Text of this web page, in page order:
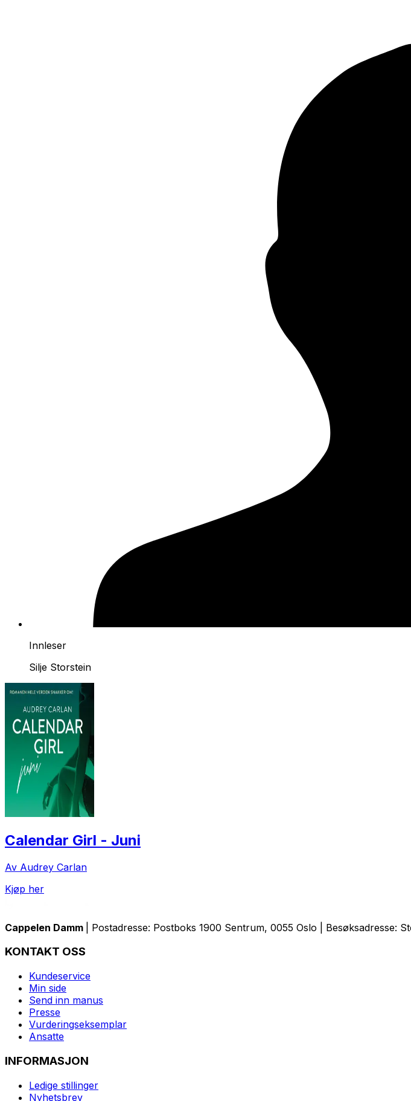
Innleser
Silje Storstein
Calendar Girl - Juni
Av Audrey Carlan
Kjøp her
Cappelen Damm | Postadresse: Postboks 1900 Sentrum, 0055 Oslo | Besøksadresse:
KONTAKT OSS
Kundeservice
Min side
Send inn manus
Presse
Vurderingseksemplar
Ansatte
INFORMASJON
Ledige stillinger
Nyhetsbrev